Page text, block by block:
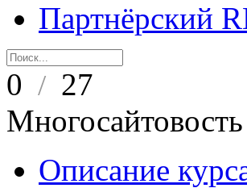
Партнёрский
0 / 27
Многосайтовость
Описание